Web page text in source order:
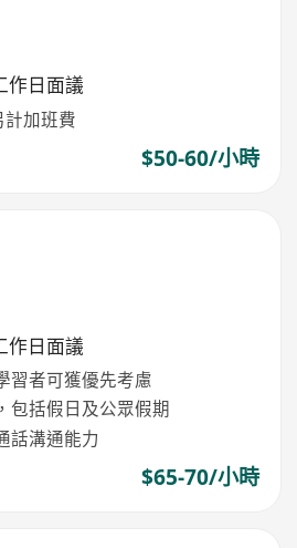
作日面議
加班費
$50-60/小時
作日面議
習者可獲優先考慮
包括假日及公眾假期
話溝通能力
$65-70/小時